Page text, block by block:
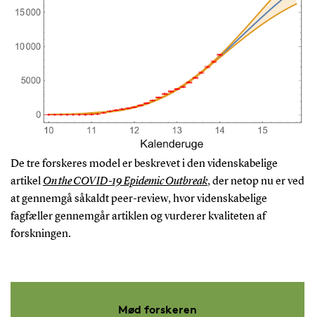
De tre forskeres model er beskrevet i den videnskabelige
artikel On the COVID-19 Epidemic Outbreak, der netop nu er ved
at gennemgå såkaldt peer-review, hvor videnskabelige
fagfæller gennemgår artiklen og vurderer kvaliteten af
forskningen.
Mød forskeren